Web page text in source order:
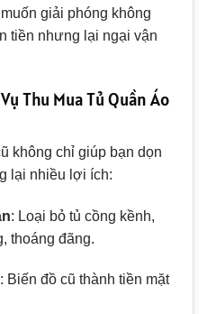
giải phóng không
tiền nhưng lại ngại vận
Thu Mua Tủ Quần Áo
không chỉ giúp bạn dọn
lại nhiều lợi ích:
: Loại bỏ tủ cồng kềnh,
thoáng đãng.
: Biến đồ cũ thành tiền mặt